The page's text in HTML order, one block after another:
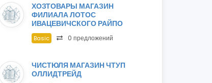
ХОЗТОВАРЫ МАГАЗИН
ФИЛИАЛА ЛОТОС
ИВАЦЕВИЧСКОГО РАЙПО
Basic 0 предложений
ЧИСТЮЛЯ МАГАЗИН ЧТУП
ОЛЛИДТРЕЙД